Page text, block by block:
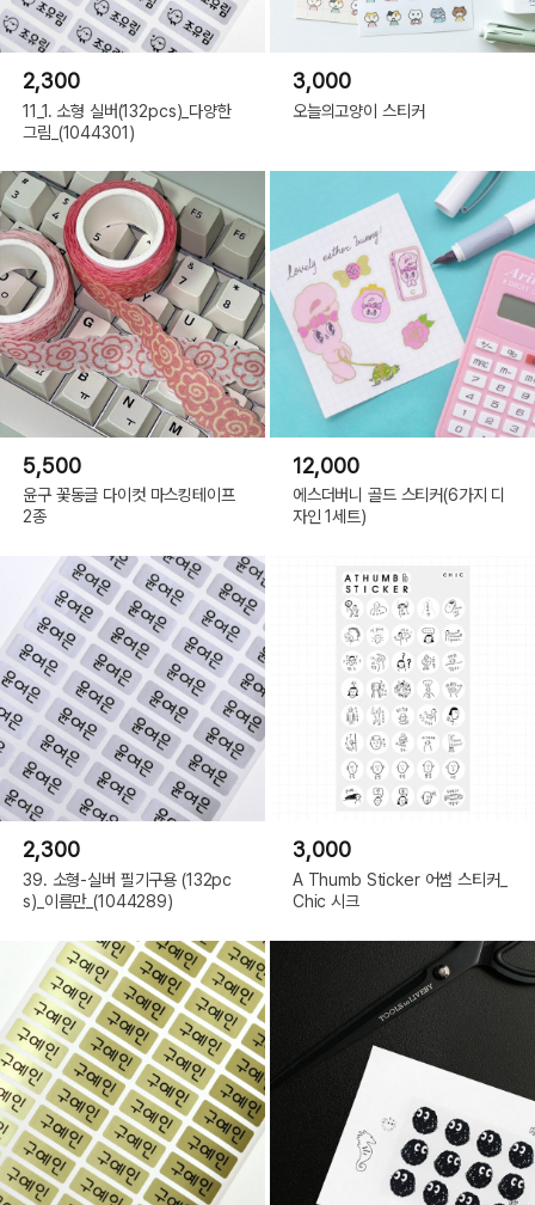
2,300
11_1. 소형 실버(132pcs)_다양한
그림_(1044301)
3,000
오늘의고양이 스티커
5,500
윤구 꽃동글 다이컷 마스킹테이프
2종
12,000
에스더버니 골드 스티커(6가지 디
자인 1세트)
2,300
39. 소형-실버 필기구용 (132pc
s)_이름만_(1044289)
3,000
A Thumb Sticker 어썸 스티커_
Chic 시크